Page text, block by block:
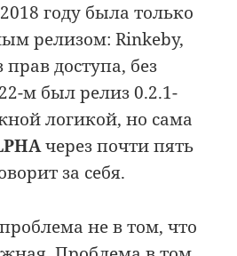
году была только
релизом: Rinkeby,
прав доступа, без
м был релиз 0.2.1-
логикой, но сама
через почти пять
за себя.
не в том, что